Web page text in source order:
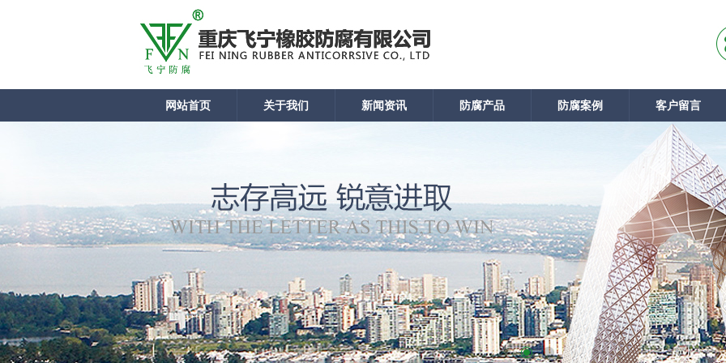
网站首页 关于我们 新闻资讯 防腐产品 防腐案例 客户留言